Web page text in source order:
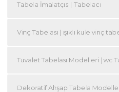
Tabela İmalatçısı | Tabelacı
Vinç Tabelası | ışıklı kule vinç
Tuvalet Tabelası Modelleri | wc
Dekoratif Ahşap Tabela